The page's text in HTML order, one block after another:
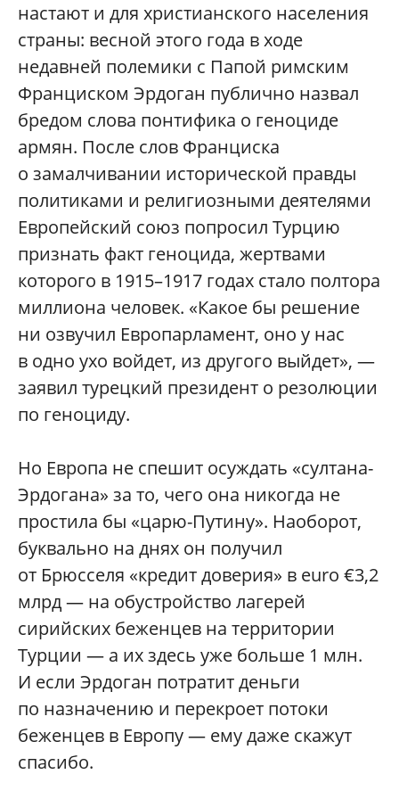
настают и для христианского населения
страны: весной этого года в ходе
недавней полемики с Папой римским
Франциском Эрдоган публично назвал
бредом слова понтифика о геноциде
армян. После слов Франциска
о замалчивании исторической правды
политиками и религиозными деятелями
Европейский союз попросил Турцию
признать факт геноцида, жертвами
которого в 1915–1917 годах стало полтора
миллиона человек. «Какое бы решение
ни озвучил Европарламент, оно у нас
в одно ухо войдет, из другого выйдет», —
заявил турецкий президент о резолюции
по геноциду.
Но Европа не спешит осуждать «султана-
Эрдогана» за то, чего она никогда не
простила бы «царю-Путину». Наоборот,
буквально на днях он получил
от Брюсселя «кредит доверия» в euro €3,2
млрд — на обустройство лагерей
сирийских беженцев на территории
Турции — а их здесь уже больше 1 млн.
И если Эрдоган потратит деньги
по назначению и перекроет потоки
беженцев в Европу — ему даже скажут
спасибо.